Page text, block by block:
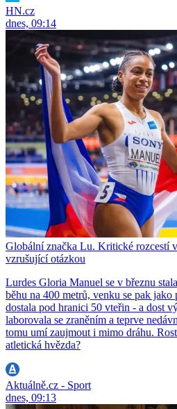
HN.cz
dnes, 09:14
Globální značka Lu. Kritické rozcestí
vzrušující otázkou
Lurdes Gloria Manuel se v březnu
běhu na 400 metrů, venku se pak jako
dostala pod hranici 50 vteřin - a dost
laborovala se zraněním a teprve
tomu umí zaujmout i mimo dráhu.
atletická hvězda?
Aktuálně.cz - Sport
dnes, 09:13